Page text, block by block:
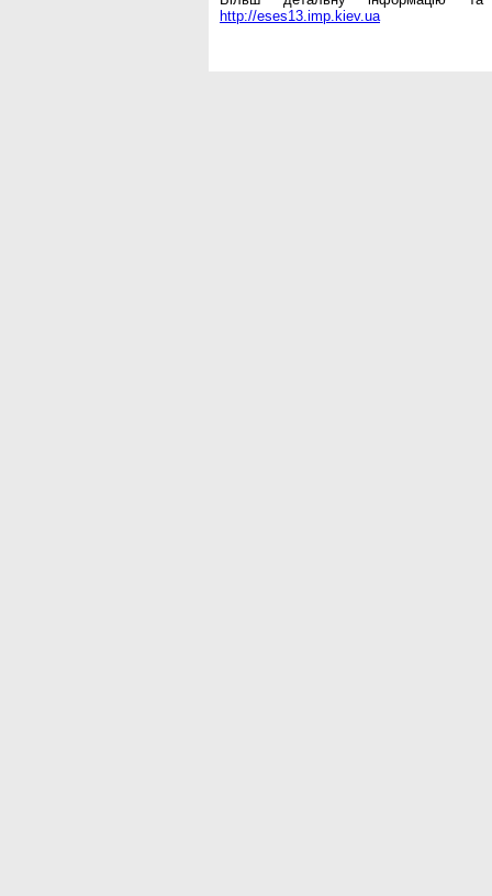
http://eses13.imp.kiev.ua